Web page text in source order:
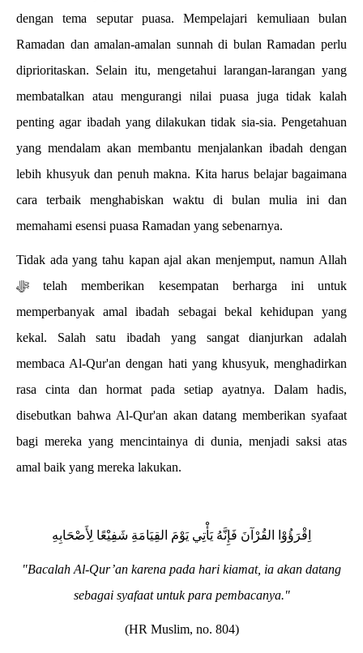
dengan tema seputar puasa. Mempelajari kemuliaan bulan
Ramadan dan amalan-amalan sunnah di bulan Ramadan perlu
diprioritaskan. Selain itu, mengetahui larangan-larangan yang
membatalkan atau mengurangi nilai puasa juga tidak kalah
penting agar ibadah yang dilakukan tidak sia-sia. Pengetahuan
yang mendalam akan membantu menjalankan ibadah dengan
lebih khusyuk dan penuh makna. Kita harus belajar bagaimana
cara terbaik menghabiskan waktu di bulan mulia ini dan
memahami esensi puasa Ramadan yang sebenarnya.
Tidak ada yang tahu kapan ajal akan menjemput, namun Allah
ﷻ telah memberikan kesempatan berharga ini untuk
memperbanyak amal ibadah sebagai bekal kehidupan yang
kekal. Salah satu ibadah yang sangat dianjurkan adalah
membaca Al-Qur'an dengan hati yang khusyuk, menghadirkan
rasa cinta dan hormat pada setiap ayatnya. Dalam hadis,
disebutkan bahwa Al-Qur'an akan datang memberikan syafaat
bagi mereka yang mencintainya di dunia, menjadi saksi atas
amal baik yang mereka lakukan.
اِقْرَؤُوْا القُرْآنَ فَإِنَّهُ يَأْتِي يَوْمَ القِيَامَةِ شَفِيْعًا لِأَصْحَابِهِ
"Bacalah Al-Qur’an karena pada hari kiamat, ia akan datang
sebagai syafaat untuk para pembacanya."
(HR Muslim, no. 804)